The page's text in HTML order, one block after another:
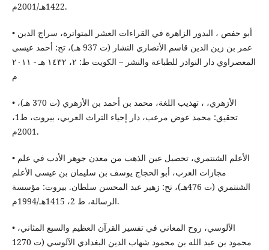
1422هـ/2001م.
• أبو حفص ، البدور الزاهرة في القراءات العشر المتواترة، سراج الدين
عمر بن زين الدين قاسم الأنصاري النشار (ت 937 هـ)، تح: أحمد عيسى
المعصراوي دار النوادر للطباعة والنشر – الكويت ط: ٢، ١٤٣٢ هـ - ٢٠١١
م
• الأزهري، ، تهذيب اللغة، محمد بن أحمد بن الأزهري (ت 370 هـ)،
تحقيق: محمد عوض مرعب، دار إحياء التراث العربي، بيروت، ط1،
2001م.
• الأعلم الشنتمري، تحصيل عين الذهب من معدن جوهر الأدب في علم
مجازات العرب، أبو الحجاج يوسف بن سليمان بن عيسى الأعلم
الشنتمري (ت 476هـ)، تح: زهير عبد المحسن سلطان. بيروت: مؤسسة
الرسالة، ط 2، 1415هـ/1994م.
• الآلوسي، روح المعاني في تفسير القرآن العظيم والسبع المثاني،
محمود بن عبد الله بن محمود شهاب الدين البغدادي الآلوسي (ت 1270